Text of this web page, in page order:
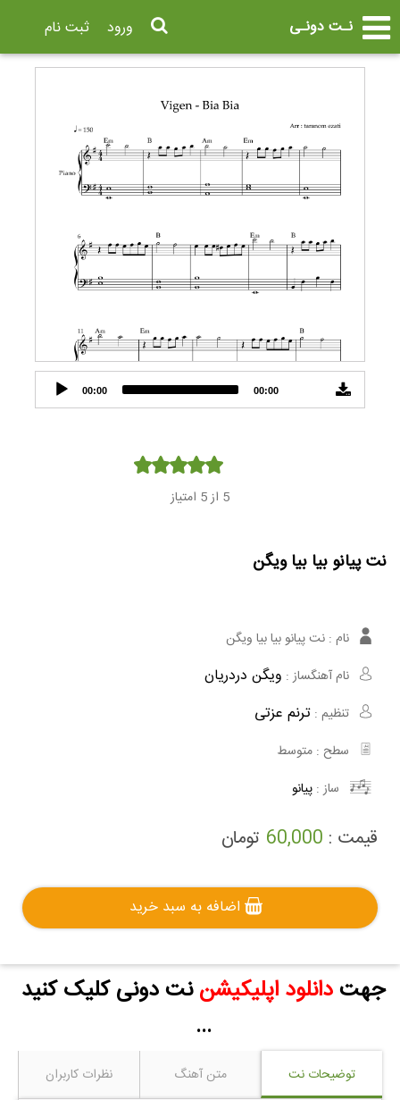
نـت دونـی ثبت نام ورود
Audio
Player
00:00 00:00
5 از 5 امتیاز
نت پیانو بیا بیا ویگن
نام : نت پیانو بیا بیا ویگن
نام آهنگساز : ویگن دردریان
تنظیم : ترنم عزتی
سطح : متوسط
ساز : پیانو
قیمت : 60,000 تومان
اضافه به سبد خرید
جهتدانلود اپلیکیشن نت دونی کلیک کنید
...
توضیحات نت متن آهنگ نظرات کاربران